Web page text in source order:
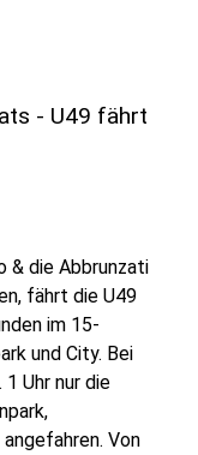
- U49 fährt
& die Abbrunzati
fährt die U49
im 15-
und City. Bei
Uhr nur die
Von